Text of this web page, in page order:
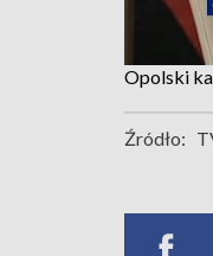
Opolski
Źródło: